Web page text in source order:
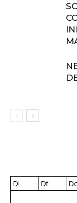
Dl
Dt Dc